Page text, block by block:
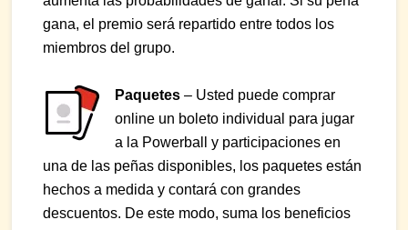
gana, el premio será repartido entre todos los
miembros del grupo.
Paquetes– Usted puede comprar
online un boleto individual para jugar
a la Powerball y participaciones en
una de las peñas disponibles, los paquetes están
hechos a medida y contará con grandes
descuentos. De este modo, suma los beneficios